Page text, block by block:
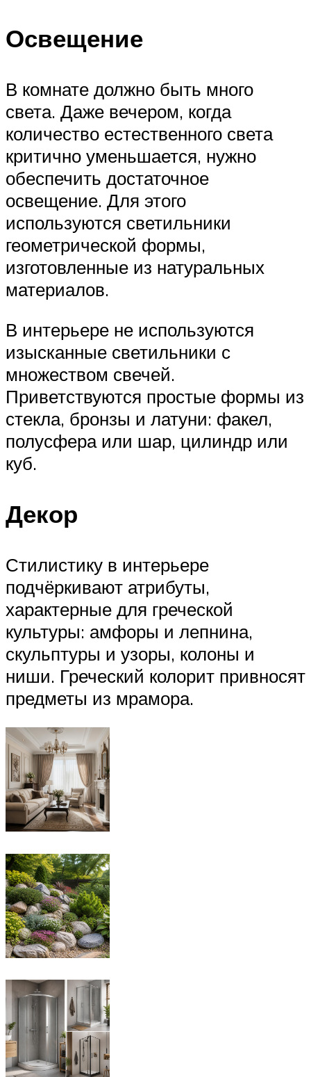
Освещение
В комнате должно быть много
света. Даже вечером, когда
количество естественного света
критично уменьшается, нужно
обеспечить достаточное
освещение. Для этого
используются светильники
геометрической формы,
изготовленные из натуральных
материалов.
В интерьере не используются
изысканные светильники с
множеством свечей.
Приветствуются простые формы из
стекла, бронзы и латуни: факел,
полусфера или шар, цилиндр или
куб.
Декор
Стилистику в интерьере
подчёркивают атрибуты,
характерные для греческой
культуры: амфоры и лепнина,
скульптуры и узоры, колоны и
ниши. Греческий колорит привносят
предметы из мрамора.